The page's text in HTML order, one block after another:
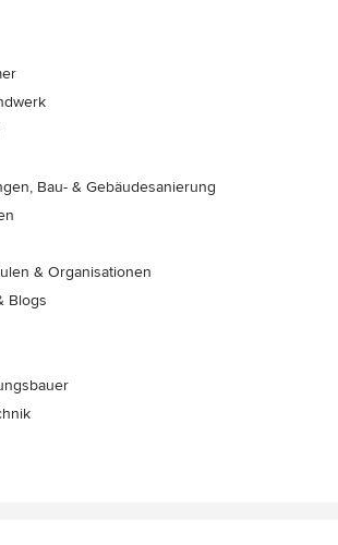
Bau- & Gebäudesanierung
& Organisationen
Blogs